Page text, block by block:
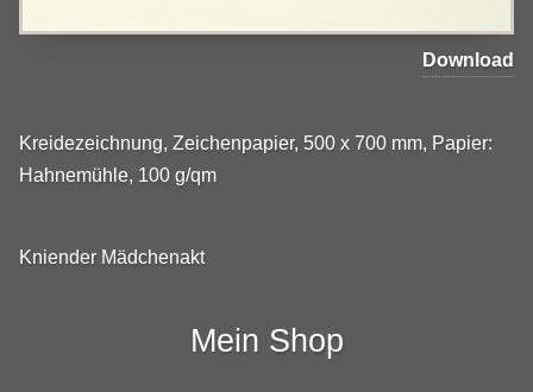
Download
Kreidezeichnung, Zeichenpapier, 500 x 700 mm, Papier:
Hahnemühle, 100 g/qm
Kniender Mädchenakt
Mein Shop